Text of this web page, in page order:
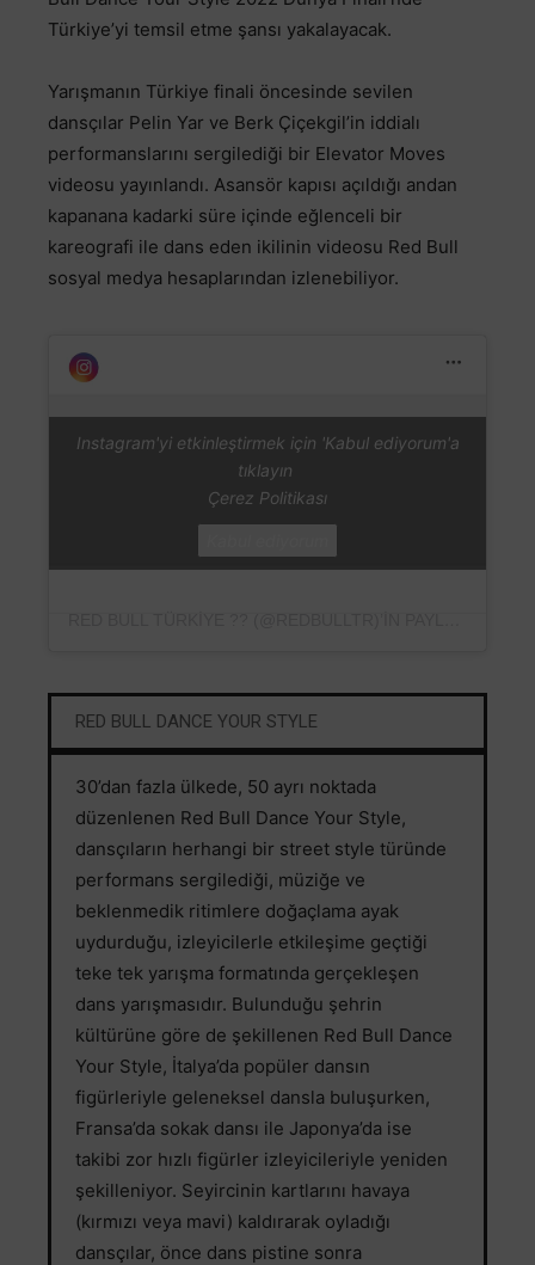
Türkiye’yi temsil etme şansı yakalayacak.
Yarışmanın Türkiye finali öncesinde sevilen
dansçılar Pelin Yar ve Berk Çiçekgil’in iddialı
performanslarını sergilediği bir Elevator Moves
videosu yayınlandı. Asansör kapısı açıldığı andan
kapanana kadarki süre içinde eğlenceli bir
kareografi ile dans eden ikilinin videosu Red Bull
sosyal medya hesaplarından izlenebiliyor.
Instagram'yi etkinleştirmek için 'Kabul ediyorum'a
tıklayın
Çerez Politikası
RED BULL DANCE YOUR STYLE
30’dan fazla ülkede, 50 ayrı noktada
düzenlenen Red Bull Dance Your Style,
dansçıların herhangi bir street style türünde
performans sergilediği, müziğe ve
beklenmedik ritimlere doğaçlama ayak
uydurduğu, izleyicilerle etkileşime geçtiği
teke tek yarışma formatında gerçekleşen
dans yarışmasıdır. Bulunduğu şehrin
kültürüne göre de şekillenen Red Bull Dance
Your Style, İtalya’da popüler dansın
figürleriyle geleneksel dansla buluşurken,
Fransa’da sokak dansı ile Japonya’da ise
takibi zor hızlı figürler izleyicileriyle yeniden
şekilleniyor. Seyircinin kartlarını havaya
(kırmızı veya mavi) kaldırarak oyladığı
dansçılar, önce dans pistine sonra